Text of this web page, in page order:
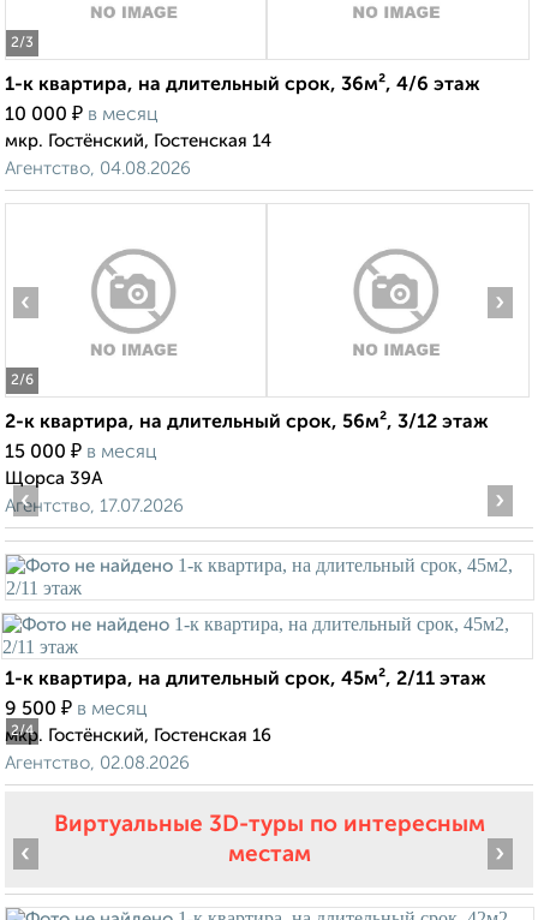
2/3
1-к квартира, на длительный срок, 36м², 4/6 этаж
10 000 ₽ в месяц
мкр. Гостёнский, Гостенская 14
Агентство, 04.08.2026
2/6
‹ ›
2-к квартира, на длительный срок, 56м², 3/12 этаж
15 000 ₽ в месяц
Щорса 39А
Агентство, 17.07.2026
2/4
‹ ›
1-к квартира, на длительный срок, 45м², 2/11 этаж
9 500 ₽ в месяц
мкр. Гостёнский, Гостенская 16
Агентство, 02.08.2026
Виртуальные 3D-туры по интересным
местам
‹ ›